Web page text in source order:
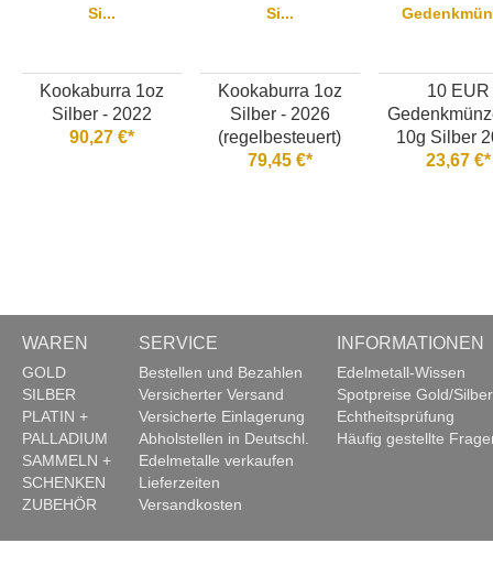
Kookaburra 1oz
Silber - 2022
90,27 €*
Kookaburra 1oz
Silber - 2026
(regelbesteuert)
79,45 €*
10 EUR
10g Silber
23,67 €*
WAREN
GOLD
SILBER
PLATIN +
PALLADIUM
SAMMELN +
SCHENKEN
ZUBEHÖR
SERVICE
Bestellen und Bezahlen
Versicherter Versand
Versicherte Einlagerung
Abholstellen in Deutschl.
Edelmetalle verkaufen
Lieferzeiten
Versandkosten
INFORMATIONEN
Edelmetall-Wissen
Spotpreise Gold/Silber
Echtheitsprüfung
Häufig gestellte